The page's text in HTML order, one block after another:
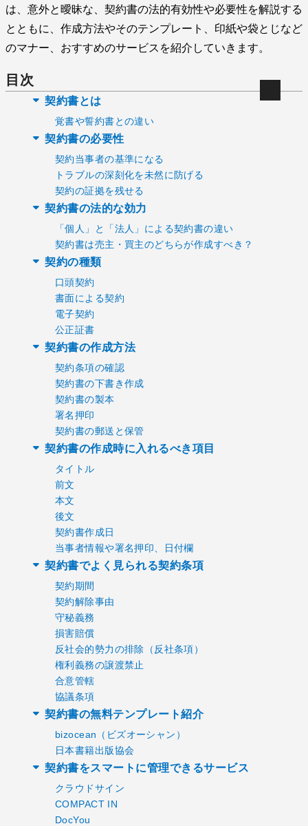
は、意外と曖昧な、契約書の法的有効性や必要性を解説する
とともに、作成方法やそのテンプレート、印紙や袋とじなど
のマナー、おすすめのサービスを紹介していきます。
目次
契約書とは
覚書や誓約書との違い
契約書の必要性
契約当事者の基準になる
トラブルの深刻化を未然に防げる
契約の証拠を残せる
契約書の法的な効力
「個人」と「法人」による契約書の違い
契約書は売主・買主のどちらが作成すべき？
契約の種類
口頭契約
書面による契約
電子契約
公正証書
契約書の作成方法
契約条項の確認
契約書の下書き作成
契約書の製本
署名押印
契約書の郵送と保管
契約書の作成時に入れるべき項目
タイトル
前文
本文
後文
契約書作成日
当事者情報や署名押印、日付欄
契約書でよく見られる契約条項
契約期間
契約解除事由
守秘義務
損害賠償
反社会的勢力の排除（反社条項）
権利義務の譲渡禁止
合意管轄
協議条項
契約書の無料テンプレート紹介
bizocean（ビズオーシャン）
日本書籍出版協会
契約書をスマートに管理できるサービス
クラウドサイン
COMPACT IN
DocYou